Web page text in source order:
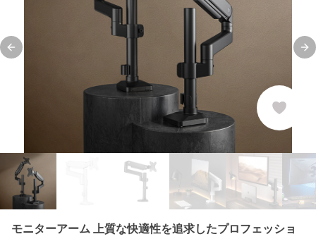
Previous slide
モニターアーム 上質な快適性を追求したプロフェッショ